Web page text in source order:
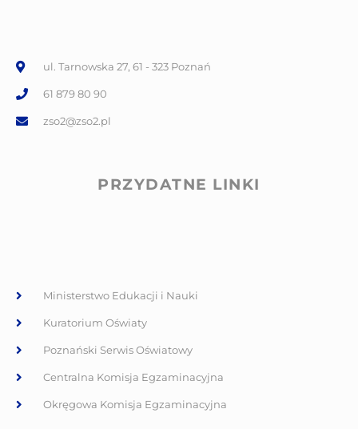
ul. Tarnowska 27, 61 - 323 Poznań
61 879 80 90
zso2@zso2.pl
PRZYDATNE LINKI
Ministerstwo Edukacji i Nauki
Kuratorium Oświaty
Poznański Serwis Oświatowy
Centralna Komisja Egzaminacyjna
Okręgowa Komisja Egzaminacyjna